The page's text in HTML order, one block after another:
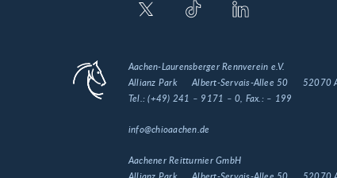
Aachen-Laurensberger Rennverein e.V.
Allianz Park
Albert-Servais-Allee 50
52070
Tel.:(+49) 241 – 9171 – 0 , Fax.: – 199
info@chioaachen.de
Aachener Reitturnier GmbH